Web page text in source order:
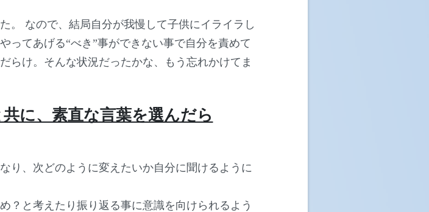
。 なので、結局自分が我慢して子供にイライラし
ってあげる“べき”事ができない事で自分を責めて
らけ。そんな状況だったかな、もう忘れかけてま
に、素直な言葉を選んだら
り、次どのように変えたいか自分に聞けるように
？と考えたり振り返る事に意識を向けられるよう